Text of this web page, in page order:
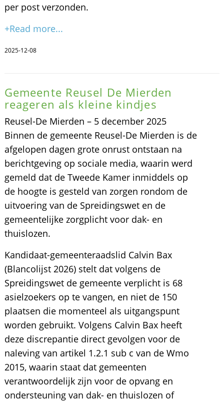
per post verzonden.
+Read more...
2025-12-08
Gemeente Reusel De Mierden
reageren als kleine kindjes
Reusel-De Mierden – 5 december 2025
Binnen de gemeente Reusel-De Mierden is de
afgelopen dagen grote onrust ontstaan na
berichtgeving op sociale media, waarin werd
gemeld dat de Tweede Kamer inmiddels op
de hoogte is gesteld van zorgen rondom de
uitvoering van de Spreidingswet en de
gemeentelijke zorgplicht voor dak- en
thuislozen.
Kandidaat-gemeenteraadslid Calvin Bax
(Blancolijst 2026) stelt dat volgens de
Spreidingswet de gemeente verplicht is 68
asielzoekers op te vangen, en niet de 150
plaatsen die momenteel als uitgangspunt
worden gebruikt. Volgens Calvin Bax heeft
deze discrepantie direct gevolgen voor de
naleving van artikel 1.2.1 sub c van de Wmo
2015, waarin staat dat gemeenten
verantwoordelijk zijn voor de opvang en
ondersteuning van dak- en thuislozen of